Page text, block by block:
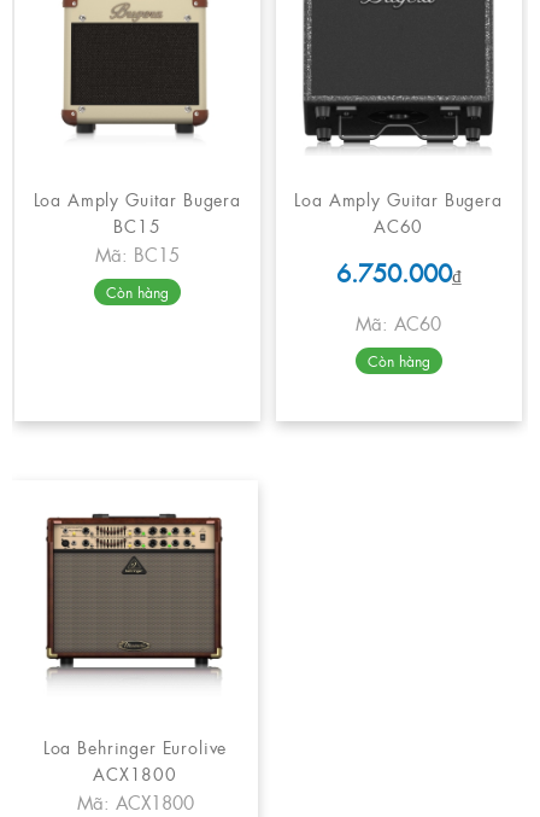
Loa Amply Guitar Bugera
BC15
Mã: BC15
Còn hàng
Loa Amply Guitar Bugera
AC60
6.750.000₫
Mã: AC60
Còn hàng
Loa Behringer Eurolive
ACX1800
Mã: ACX1800